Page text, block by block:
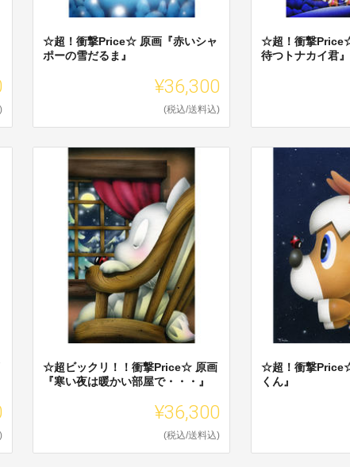
☆超！衝撃Price☆ 原画『赤いシャ
ポーの雪だるま』
¥36,300
(税込/送料込)
☆超！衝撃
待つトナカイ君』
☆超ビックリ！！衝撃Price☆ 原画
『寒い夜は暖かい部屋で・・・』
¥36,300
(税込/送料込)
☆超！衝撃
くん』